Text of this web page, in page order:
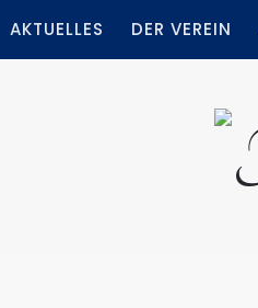
AKTUELLES DER VEREIN